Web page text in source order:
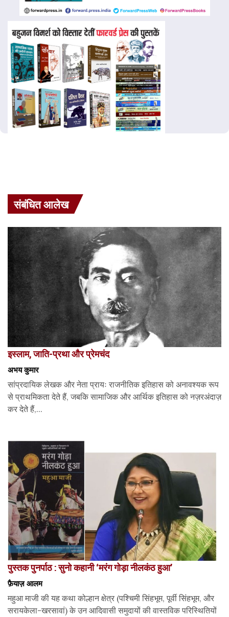
संबंधित आलेख
इस्लाम, जाति-प्रथा और प्रेमचंद
अभय कुमार
सांप्रदायिक लेखक और नेता प्रायः राजनीतिक इतिहास को अनावश्यक रूप
से प्राथमिकता देते हैं, जबकि सामाजिक और आर्थिक इतिहास को नज़रअंदाज़
कर देते हैं,...
पुस्तक पुनर्पाठ : सुनो कहानी ‘मरंग गोड़ा नीलकंठ हुआ’
फ़ैयाज़ आलम
महुआ माजी की यह कथा कोल्हान क्षेत्र (पश्चिमी सिंहभूम, पूर्वी सिंहभूम, और
सरायकेला-खरसावां) के उन आदिवासी समुदायों की वास्तविक परिस्थितियों